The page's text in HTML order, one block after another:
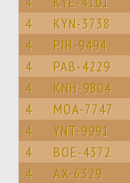
4 KYN-3738
4 PIH-9494
4 PAB-4229
4 KNH-9804
4 MOA-7747
4 YNT-9991
4 BOE-4372
4 AX-6329